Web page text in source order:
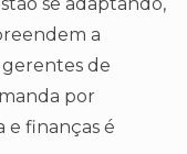
se adaptando,
a
gerentes de
por
e finanças é